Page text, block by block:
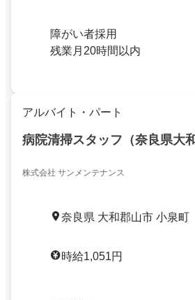
障がい者採用
残業月20時間以内
アルバイト・パート
病院清掃スタッフ（奈良県大
株式会社 サンメンテナンス
奈良県 大和郡山市 小泉町
時給1,051円